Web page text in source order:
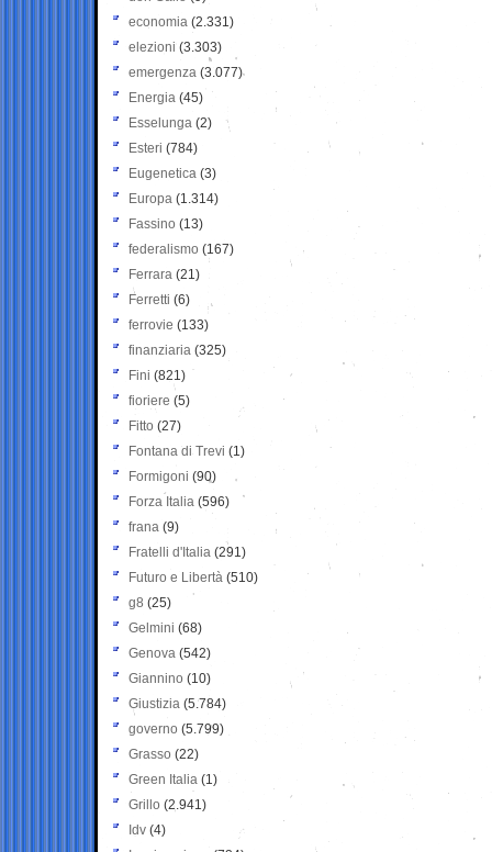
economia (2.331)
elezioni (3.303)
emergenza (3.077)
Energia (45)
Esselunga (2)
Esteri (784)
Eugenetica (3)
Europa (1.314)
Fassino (13)
federalismo (167)
Ferrara (21)
Ferretti (6)
ferrovie (133)
finanziaria (325)
Fini (821)
fioriere (5)
Fitto (27)
Fontana di Trevi (1)
Formigoni (90)
Forza Italia (596)
frana (9)
Fratelli d'Italia (291)
Futuro e Libertà (510)
g8 (25)
Gelmini (68)
Genova (542)
Giannino (10)
Giustizia (5.784)
governo (5.799)
Grasso (22)
Green Italia (1)
Grillo (2.941)
Idv (4)